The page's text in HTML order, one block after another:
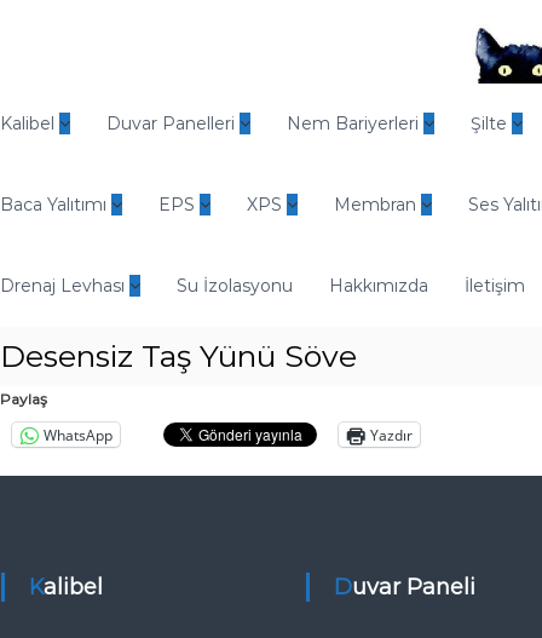
e
d
E
ü
t
r
i
y
e
Kalibel Duvar Panelleri Nem Bariyerleri Şilte
Baca Yalıtımı EPS XPS Membran Ses
Drenaj Levhası Su İzolasyonu Hakkımızda İletişim
Desensiz Taş Yünü Söve
Paylaş
WhatsApp Yazdır
Kalibel Duvar Paneli